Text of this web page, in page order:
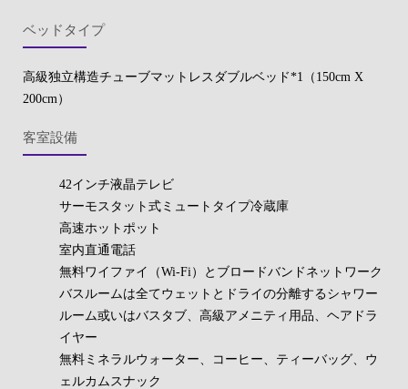
ベッドタイプ
高級独立構造チューブマットレスダブルベッド*1（150cm X
200cm）
客室設備
42インチ液晶テレビ
サーモスタット式ミュートタイプ冷蔵庫
高速ホットポット
室内直通電話
無料ワイファイ（Wi-Fi）とブロードバンドネットワーク
バスルームは全てウェットとドライの分離するシャワー
ルーム或いはバスタブ、高級アメニティ用品、ヘアドラ
イヤー
無料ミネラルウォーター、コーヒー、ティーバッグ、ウ
ェルカムスナック